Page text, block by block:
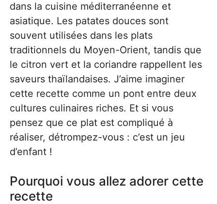
dans la cuisine méditerranéenne et
asiatique. Les patates douces sont
souvent utilisées dans les plats
traditionnels du Moyen-Orient, tandis que
le citron vert et la coriandre rappellent les
saveurs thaïlandaises. J’aime imaginer
cette recette comme un pont entre deux
cultures culinaires riches. Et si vous
pensez que ce plat est compliqué à
réaliser, détrompez-vous : c’est un jeu
d’enfant !
Pourquoi vous allez adorer cette
recette